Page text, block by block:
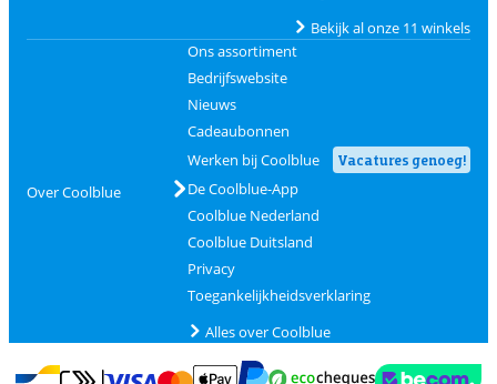
Bekijk al onze 11 winkels
Over Coolblue
Ons assortiment
Bedrijfswebsite
Nieuws
Cadeaubonnen
Werken bij Coolblue
Vacatures genoeg!
De Coolblue-App
Coolblue Nederland
Coolblue Duitsland
Privacy
Toegankelijkheidsverklaring
Alles over Coolblue